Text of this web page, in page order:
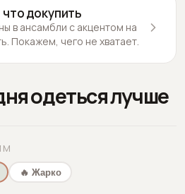
докупить
в ансамбли с акцентом на
Покажем, чего не хватает.
одеться лучше
🔥 Жарко